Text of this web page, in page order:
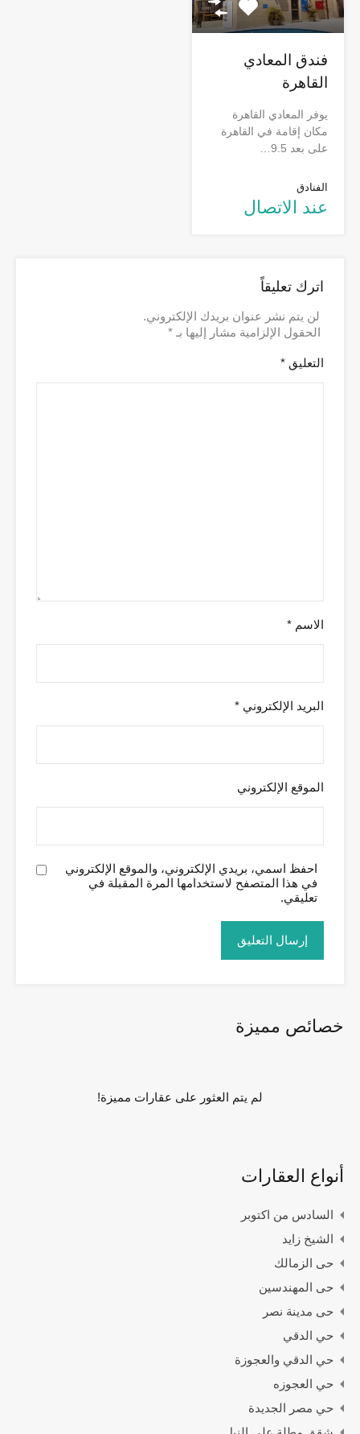
فندق المعادي
القاهرة
يوفر المعادي القاهرة
مكان إقامة في القاهرة
على بعد 9.5…
الفنادق
عند الاتصال
اترك تعليقاً
لن يتم نشر عنوان بريدك الإلكتروني.
الحقول الإلزامية مشار إليها بـ *
التعليق *
الاسم *
البريد الإلكتروني *
الموقع الإلكتروني
احفظ اسمي، بريدي الإلكتروني، والموقع الإلكتروني
في هذا المتصفح لاستخدامها المرة المقبلة في
تعليقي.
خصائص مميزة
لم يتم العثور على عقارات مميزة!
أنواع العقارات
السادس من اكتوبر
الشيخ زايد
حى الزمالك
حى المهندسين
حى مدينة نصر
حي الدقي
حي الدقي والعجوزة
حي العجوزه
حي مصر الجديدة